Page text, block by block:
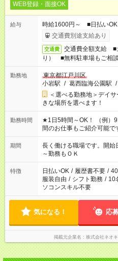
WEB登録・面接OK
給与
時給1600円～ ■日払い
交通費別途支給あり
交通費
交通費全額支給 ■
り） ■無料駐車場もご相
勤務地
東京都江戸川区
小岩駅 / 葛西臨海公園駅 /
＜選べる勤務地＞デイ
きな場所を選べます！
勤務時間
★1日5時間～OK！ （例）
間のお仕事もご紹介可能
庭の都合でお休みが必要な
週最低15時間以上の勤務が
期間
長く働ける職場です。開
～勤務もＯＫ
特徴 日払いOK / 履歴書不要 /
服装自由 / シフト勤務 / 10
ソコンスキル不要
気になる！ 応
掲載元企業名 株式会社ネオ